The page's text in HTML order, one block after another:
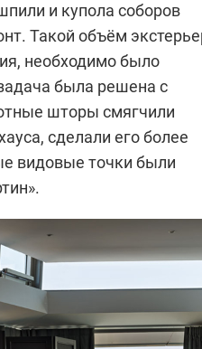
и купола соборов
Такой объём
необходимо было
была решена с
шторы смягчили
сделали его более
видовые точки были